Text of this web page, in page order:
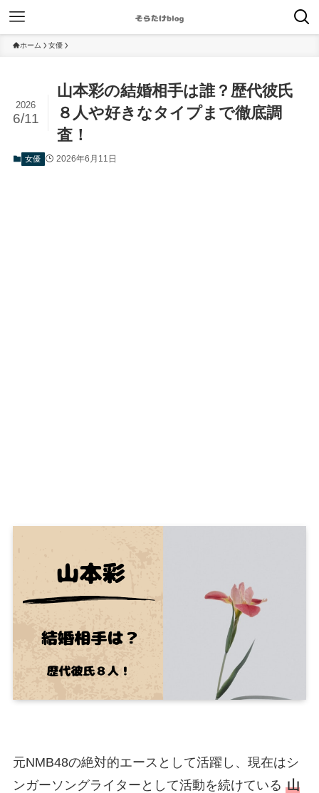
ホーム 女優
山本彩の結婚相手は誰？歴代彼氏
８人や好きなタイプまで徹底調
査！
2026
6/11
女優 2026年6月11日
元NMB48の絶対的エースとして活躍し、現在はシ
ンガーソングライターとして活動を続けている 山